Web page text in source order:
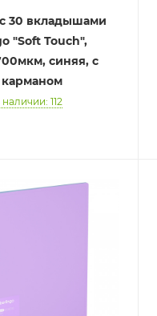
30 вкладышами
"Soft Touch",
синяя, с
карманом
наличии: 112